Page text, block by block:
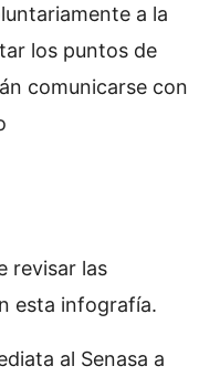
a la
los puntos de
comunicarse con
revisar las
esta infografía.
al Senasa a